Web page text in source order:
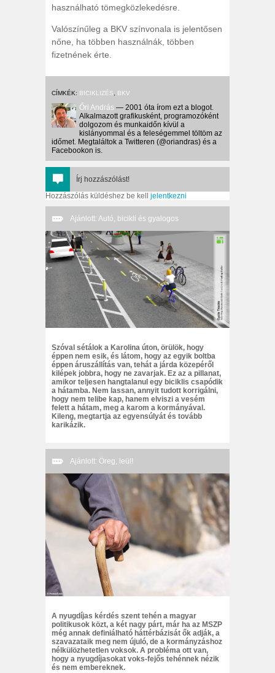
használható tömegközlekedésre.
Valószínűleg a BKV színvonala is jelentősen
nőne, ha többen használnák, többen
fizetnének érte.
CÍMKÉK: BICIKLIZÉS BKV
Őri András — 2001 óta írom ezt a blogot.
Alkalmazott grafikusként, programozóként
dolgozom és munkaidőn kívül a
kislányommal és a feleségemmel töltöm az
időmet. Megtaláltok a Twitteren (@oriandras) és a
Facebookon is.
Írj hozzászólást!
Hozzászólás küldéshez be kell jelentkezni
Ajánlott: Autó, bicikli és gyalogos
Szóval sétálok a Karolina úton, örülök, hogy
éppen nem esik, és látom, hogy az egyik boltba
éppen áruszállítás van, tehát a járda közepéről
kilépek jobbra, hogy ne zavarjak. Ez az a pillanat,
amikor teljesen hangtalanul egy biciklis csapódik
a hátamba. Nem lassan, annyit tudott korrigálni,
hogy nem telibe kap, hanem elviszi a vesém
felett a hátam, meg a karom a kormányával.
Kileng, megtartja az egyensúlyát és tovább
karikázik.
Ajánlott: Öreg, leül!
A nyugdíjas kérdés szent tehén a magyar
politikusok közt, a két nagy párt, már ha az MSZP
még annak definiálható háttérbázisát ők adják, a
szavazataik meg nem újuló, de a kormányzáshoz
nélkülözhetetlen voksok. A probléma ott van,
hogy a nyugdíjasokat voks-fejős tehénnek nézik
és nem embereknek.